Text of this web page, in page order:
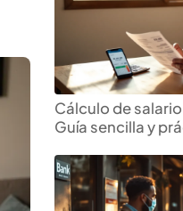
Cálculo de
Guía sencilla y